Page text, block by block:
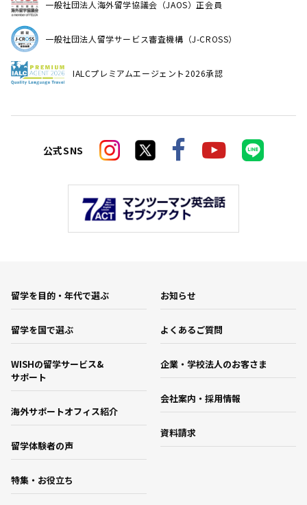
一般社団法人海外留学協議会（JAOS）正会員
一般社団法人留学サービス審査機構（J-CROSS）
IALCプレミアムエージェント2026承認
公式SNS
留学を目的・年代で選ぶ
留学を国で選ぶ
WISHの留学サービス&
サポート
海外サポートオフィス紹介
留学体験者の声
特集・お役立ち
お知らせ
よくあるご質問
企業・学校法人のお客さま
会社案内・採用情報
資料請求